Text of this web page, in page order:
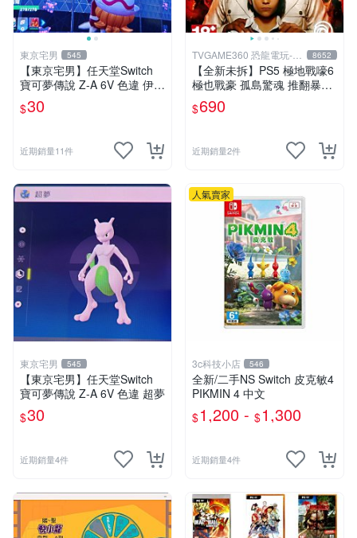
東京宅男 545
【東京宅男】任天堂Switch
寶可夢傳說 Z-A 6V 色違 伊裴
爾塔爾
$30
近期銷量11件
TVGAME360 恐龍電玩-台
中店
8652
【全新未拆】PS5 極地戰嚎6
極也戰豪 孤島驚魂 推翻暴君
革命運動 FAR CRY VI 6 中文
版【台中恐龍電玩】
$690
近期銷量2件
東京宅男 545
【東京宅男】任天堂Switch
寶可夢傳說 Z-A 6V 色違 超夢
$30
近期銷量4件
人氣賣家
3c科技小店 546
全新/二手NS Switch 皮克敏4
PIKMIN 4 中文
$1,200 - $1,300
近期銷量4件